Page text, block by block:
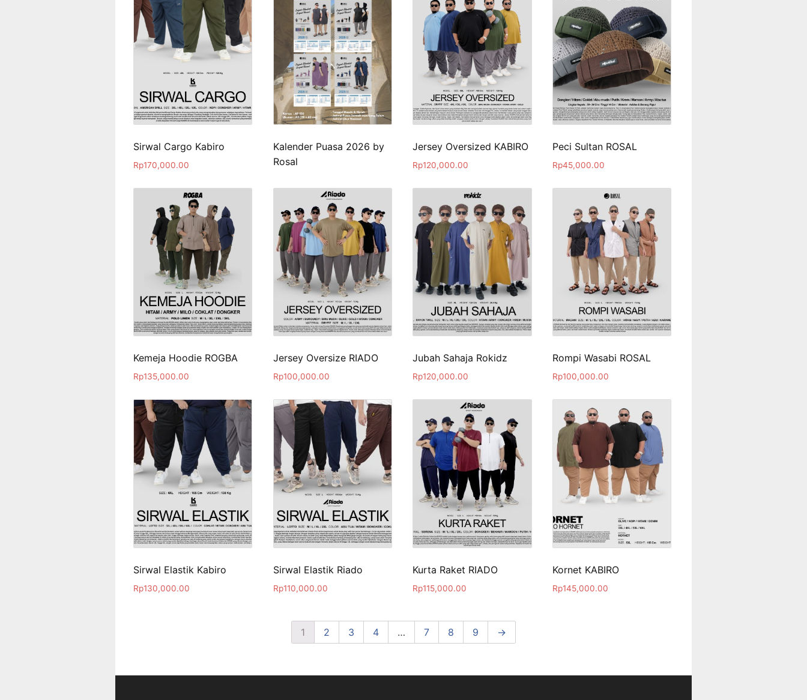
Sirwal Cargo Kabiro
Rp170,000.00
Kalender Puasa 2026 by
Rosal
Jersey Oversized KABIRO
Rp120,000.00
Peci Sultan ROSAL
Rp45,000.00
Kemeja Hoodie ROGBA
Rp135,000.00
Jersey Oversize RIADO
Rp100,000.00
Jubah Sahaja Rokidz
Rp120,000.00
Rompi Wasabi ROSAL
Rp100,000.00
Sirwal Elastik Kabiro
Rp130,000.00
Sirwal Elastik Riado
Rp110,000.00
Kurta Raket RIADO
Rp115,000.00
Kornet KABIRO
Rp145,000.00
1 2 3 4 … 7 8 9 →